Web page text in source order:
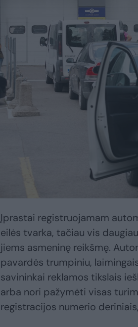
Įprastai registruojamam
eilės tvarka, tačiau vis
jiems asmeninę reikšmę.
pavardės trumpiniu,
savininkai reklamos tikslais
arba nori pažymėti visas
registracijos numerio